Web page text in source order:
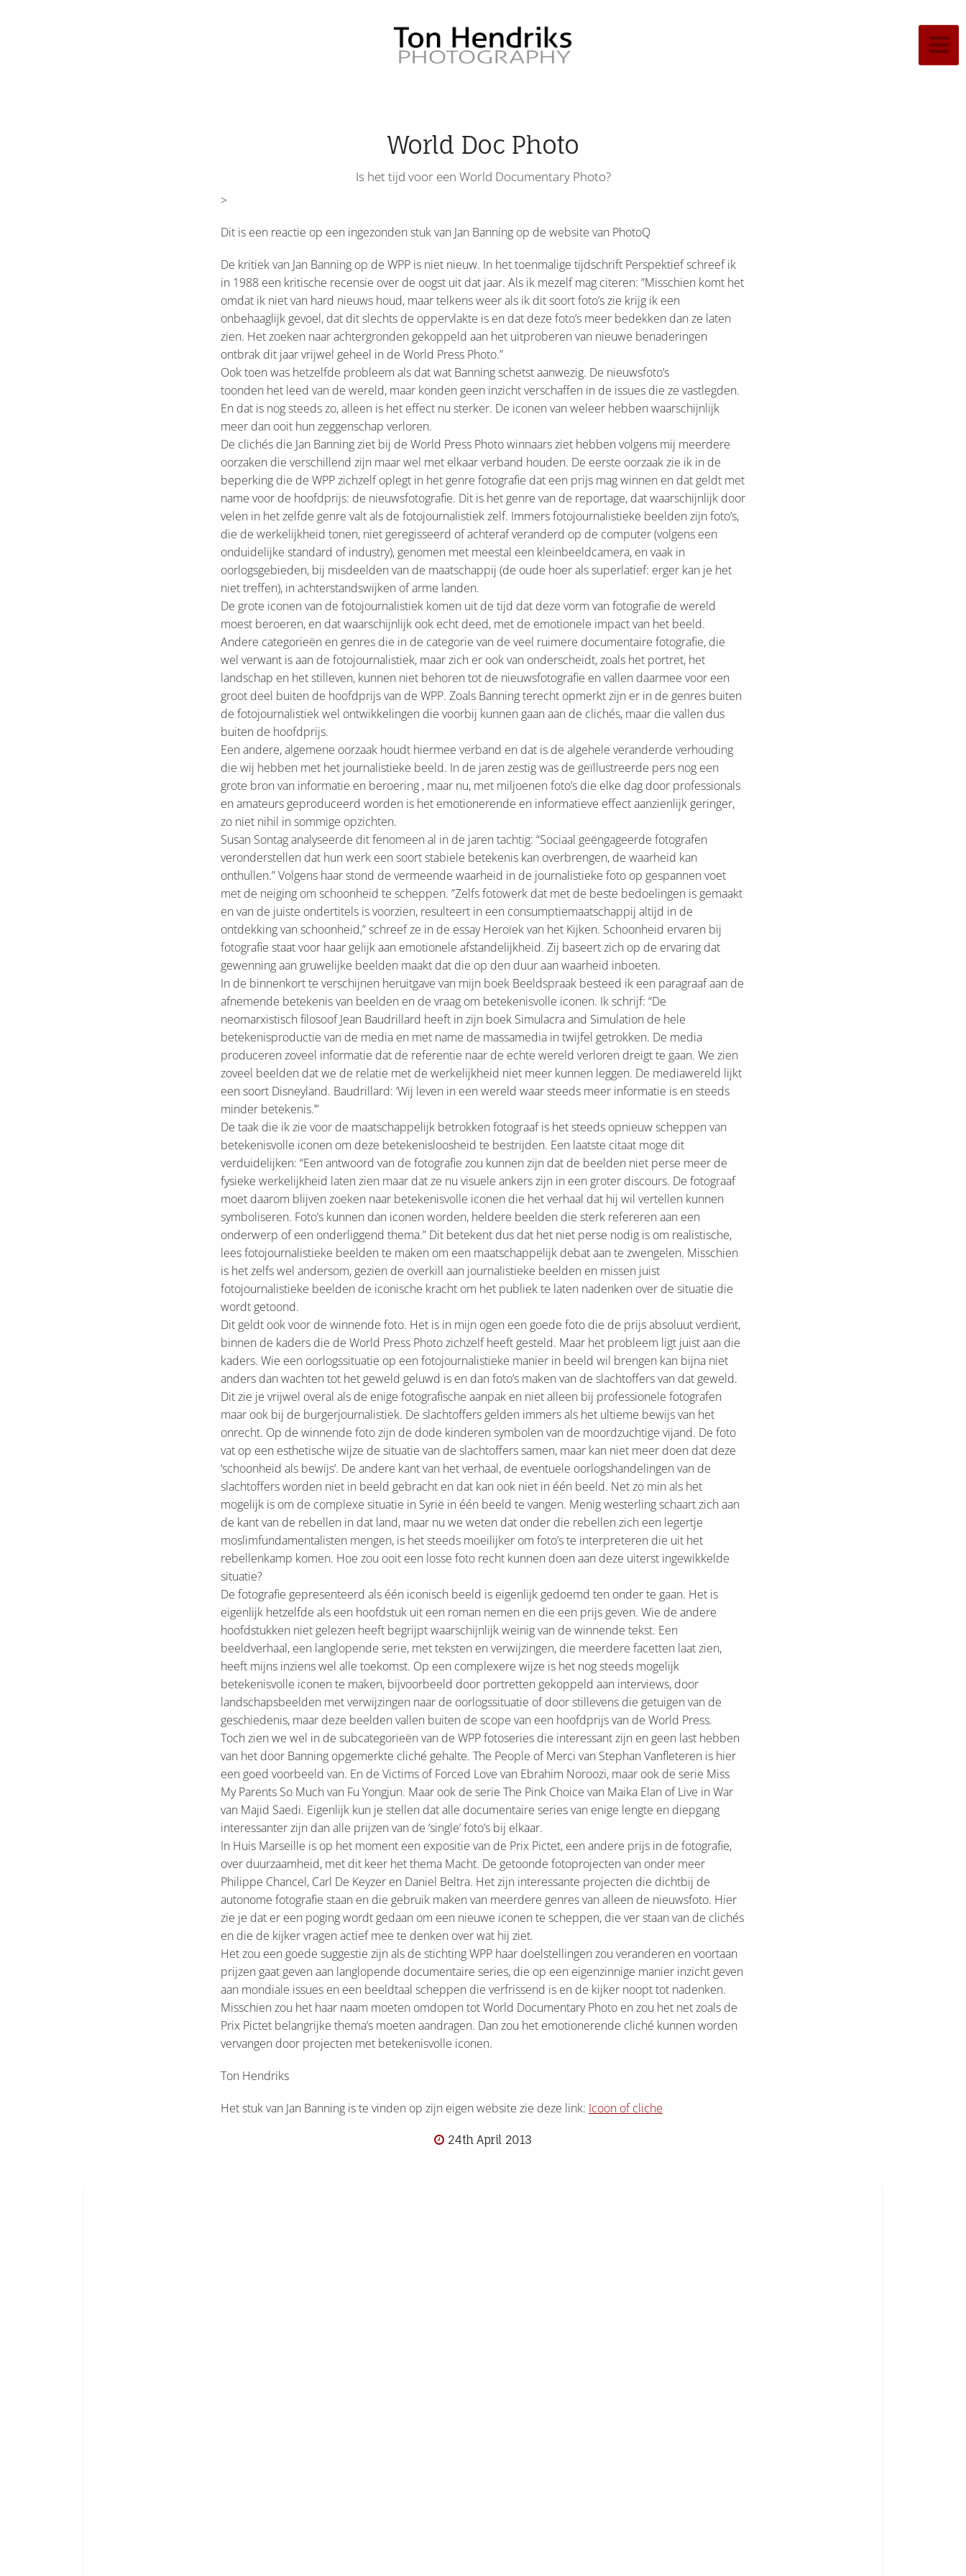
World Doc Photo
Is het tijd voor een World Documentary Photo?
>
Dit is een reactie op een ingezonden stuk van Jan Banning op de website van PhotoQ
De kritiek van Jan Banning op de WPP is niet nieuw. In het toenmalige tijdschrift Perspektief schreef ik
in 1988 een kritische recensie over de oogst uit dat jaar. Als ik mezelf mag citeren: ”Misschien komt het
omdat ik niet van hard nieuws houd, maar telkens weer als ik dit soort foto’s zie krijg ik een
onbehaaglijk gevoel, dat dit slechts de oppervlakte is en dat deze foto’s meer bedekken dan ze laten
zien. Het zoeken naar achtergronden gekoppeld aan het uitproberen van nieuwe benaderingen
ontbrak dit jaar vrijwel geheel in de World Press Photo.”
Ook toen was hetzelfde probleem als dat wat Banning schetst aanwezig. De nieuwsfoto’s
toonden het leed van de wereld, maar konden geen inzicht verschaffen in de issues die ze vastlegden.
En dat is nog steeds zo, alleen is het effect nu sterker. De iconen van weleer hebben waarschijnlijk
meer dan ooit hun zeggenschap verloren.
De clichés die Jan Banning ziet bij de World Press Photo winnaars ziet hebben volgens mij meerdere
oorzaken die verschillend zijn maar wel met elkaar verband houden. De eerste oorzaak zie ik in de
beperking die de WPP zichzelf oplegt in het genre fotografie dat een prijs mag winnen en dat geldt met
name voor de hoofdprijs: de nieuwsfotografie. Dit is het genre van de reportage, dat waarschijnlijk door
velen in het zelfde genre valt als de fotojournalistiek zelf. Immers fotojournalistieke beelden zijn foto’s,
die de werkelijkheid tonen, niet geregisseerd of achteraf veranderd op de computer (volgens een
onduidelijke standard of industry), genomen met meestal een kleinbeeldcamera, en vaak in
oorlogsgebieden, bij misdeelden van de maatschappij (de oude hoer als superlatief: erger kan je het
niet treffen), in achterstandswijken of arme landen.
De grote iconen van de fotojournalistiek komen uit de tijd dat deze vorm van fotografie de wereld
moest beroeren, en dat waarschijnlijk ook echt deed, met de emotionele impact van het beeld.
Andere categorieën en genres die in de categorie van de veel ruimere documentaire fotografie, die
wel verwant is aan de fotojournalistiek, maar zich er ook van onderscheidt, zoals het portret, het
landschap en het stilleven, kunnen niet behoren tot de nieuwsfotografie en vallen daarmee voor een
groot deel buiten de hoofdprijs van de WPP. Zoals Banning terecht opmerkt zijn er in de genres buiten
de fotojournalistiek wel ontwikkelingen die voorbij kunnen gaan aan de clichés, maar die vallen dus
buiten de hoofdprijs.
Een andere, algemene oorzaak houdt hiermee verband en dat is de algehele veranderde verhouding
die wij hebben met het journalistieke beeld. In de jaren zestig was de geïllustreerde pers nog een
grote bron van informatie en beroering , maar nu, met miljoenen foto’s die elke dag door professionals
en amateurs geproduceerd worden is het emotionerende en informatieve effect aanzienlijk geringer,
zo niet nihil in sommige opzichten.
Susan Sontag analyseerde dit fenomeen al in de jaren tachtig: “Sociaal geëngageerde fotografen
veronderstellen dat hun werk een soort stabiele betekenis kan overbrengen, de waarheid kan
onthullen.” Volgens haar stond de vermeende waarheid in de journalistieke foto op gespannen voet
met de neiging om schoonheid te scheppen. ”Zelfs fotowerk dat met de beste bedoelingen is gemaakt
en van de juiste ondertitels is voorzien, resulteert in een consumptiemaatschappij altijd in de
ontdekking van schoonheid,” schreef ze in de essay Heroïek van het Kijken. Schoonheid ervaren bij
fotografie staat voor haar gelijk aan emotionele afstandelijkheid. Zij baseert zich op de ervaring dat
gewenning aan gruwelijke beelden maakt dat die op den duur aan waarheid inboeten.
In de binnenkort te verschijnen heruitgave van mijn boek Beeldspraak besteed ik een paragraaf aan de
afnemende betekenis van beelden en de vraag om betekenisvolle iconen. Ik schrijf: “De
neomarxistisch filosoof Jean Baudrillard heeft in zijn boek Simulacra and Simulation de hele
betekenisproductie van de media en met name de massamedia in twijfel getrokken. De media
produceren zoveel informatie dat de referentie naar de echte wereld verloren dreigt te gaan. We zien
zoveel beelden dat we de relatie met de werkelijkheid niet meer kunnen leggen. De mediawereld lijkt
een soort Disneyland. Baudrillard: ‘Wij leven in een wereld waar steeds meer informatie is en steeds
minder betekenis.’”
De taak die ik zie voor de maatschappelijk betrokken fotograaf is het steeds opnieuw scheppen van
betekenisvolle iconen om deze betekenisloosheid te bestrijden. Een laatste citaat moge dit
verduidelijken: “Een antwoord van de fotografie zou kunnen zijn dat de beelden niet perse meer de
fysieke werkelijkheid laten zien maar dat ze nu visuele ankers zijn in een groter discours. De fotograaf
moet daarom blijven zoeken naar betekenisvolle iconen die het verhaal dat hij wil vertellen kunnen
symboliseren. Foto’s kunnen dan iconen worden, heldere beelden die sterk refereren aan een
onderwerp of een onderliggend thema.” Dit betekent dus dat het niet perse nodig is om realistische,
lees fotojournalistieke beelden te maken om een maatschappelijk debat aan te zwengelen. Misschien
is het zelfs wel andersom, gezien de overkill aan journalistieke beelden en missen juist
fotojournalistieke beelden de iconische kracht om het publiek te laten nadenken over de situatie die
wordt getoond.
Dit geldt ook voor de winnende foto. Het is in mijn ogen een goede foto die de prijs absoluut verdient,
binnen de kaders die de World Press Photo zichzelf heeft gesteld. Maar het probleem ligt juist aan die
kaders. Wie een oorlogssituatie op een fotojournalistieke manier in beeld wil brengen kan bijna niet
anders dan wachten tot het geweld geluwd is en dan foto’s maken van de slachtoffers van dat geweld.
Dit zie je vrijwel overal als de enige fotografische aanpak en niet alleen bij professionele fotografen
maar ook bij de burgerjournalistiek. De slachtoffers gelden immers als het ultieme bewijs van het
onrecht. Op de winnende foto zijn de dode kinderen symbolen van de moordzuchtige vijand. De foto
vat op een esthetische wijze de situatie van de slachtoffers samen, maar kan niet meer doen dat deze
‘schoonheid als bewijs’. De andere kant van het verhaal, de eventuele oorlogshandelingen van de
slachtoffers worden niet in beeld gebracht en dat kan ook niet in één beeld. Net zo min als het
mogelijk is om de complexe situatie in Syrië in één beeld te vangen. Menig westerling schaart zich aan
de kant van de rebellen in dat land, maar nu we weten dat onder die rebellen zich een legertje
moslimfundamentalisten mengen, is het steeds moeilijker om foto’s te interpreteren die uit het
rebellenkamp komen. Hoe zou ooit een losse foto recht kunnen doen aan deze uiterst ingewikkelde
situatie?
De fotografie gepresenteerd als één iconisch beeld is eigenlijk gedoemd ten onder te gaan. Het is
eigenlijk hetzelfde als een hoofdstuk uit een roman nemen en die een prijs geven. Wie de andere
hoofdstukken niet gelezen heeft begrijpt waarschijnlijk weinig van de winnende tekst. Een
beeldverhaal, een langlopende serie, met teksten en verwijzingen, die meerdere facetten laat zien,
heeft mijns inziens wel alle toekomst. Op een complexere wijze is het nog steeds mogelijk
betekenisvolle iconen te maken, bijvoorbeeld door portretten gekoppeld aan interviews, door
landschapsbeelden met verwijzingen naar de oorlogssituatie of door stillevens die getuigen van de
geschiedenis, maar deze beelden vallen buiten de scope van een hoofdprijs van de World Press.
Toch zien we wel in de subcategorieën van de WPP fotoseries die interessant zijn en geen last hebben
van het door Banning opgemerkte cliché gehalte. The People of Merci van Stephan Vanfleteren is hier
een goed voorbeeld van. En de Victims of Forced Love van Ebrahim Noroozi, maar ook de serie Miss
My Parents So Much van Fu Yongjun. Maar ook de serie The Pink Choice van Maika Elan of Live in War
van Majid Saedi. Eigenlijk kun je stellen dat alle documentaire series van enige lengte en diepgang
interessanter zijn dan alle prijzen van de ‘single’ foto’s bij elkaar.
In Huis Marseille is op het moment een expositie van de Prix Pictet, een andere prijs in de fotografie,
over duurzaamheid, met dit keer het thema Macht. De getoonde fotoprojecten van onder meer
Philippe Chancel, Carl De Keyzer en Daniel Beltra. Het zijn interessante projecten die dichtbij de
autonome fotografie staan en die gebruik maken van meerdere genres van alleen de nieuwsfoto. Hier
zie je dat er een poging wordt gedaan om een nieuwe iconen te scheppen, die ver staan van de clichés
en die de kijker vragen actief mee te denken over wat hij ziet.
Het zou een goede suggestie zijn als de stichting WPP haar doelstellingen zou veranderen en voortaan
prijzen gaat geven aan langlopende documentaire series, die op een eigenzinnige manier inzicht geven
aan mondiale issues en een beeldtaal scheppen die verfrissend is en de kijker noopt tot nadenken.
Misschien zou het haar naam moeten omdopen tot World Documentary Photo en zou het net zoals de
Prix Pictet belangrijke thema’s moeten aandragen. Dan zou het emotionerende cliché kunnen worden
vervangen door projecten met betekenisvolle iconen.
Ton Hendriks
Het stuk van Jan Banning is te vinden op zijn eigen website zie deze link: Icoon of cliche
24th April 2013